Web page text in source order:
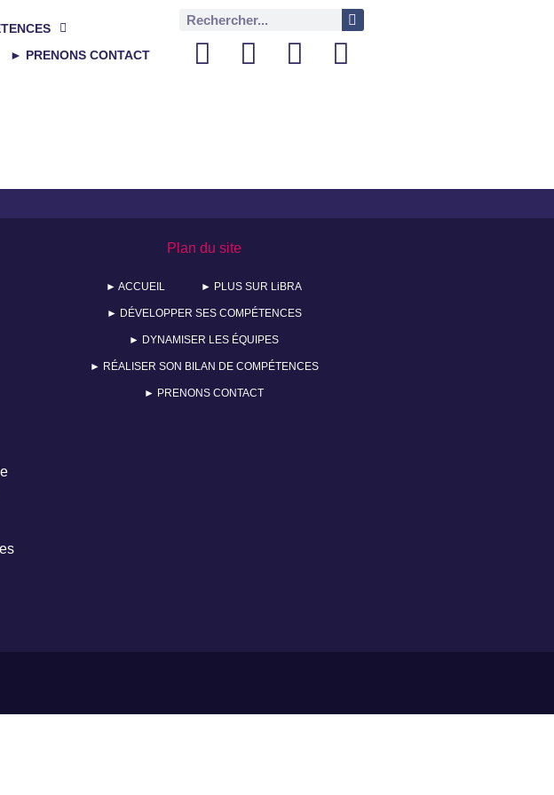
► PRENONS CONTACT
Plan du site
► ACCUEIL ► PLUS SUR LiBRA
► DÉVELOPPER SES COMPÉTENCES
► DYNAMISER LES ÉQUIPES
► RÉALISER SON BILAN DE COMPÉTENCES
► PRENONS CONTACT